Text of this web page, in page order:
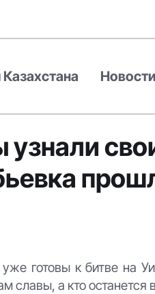
готовы к битве на
славы, а кто останется